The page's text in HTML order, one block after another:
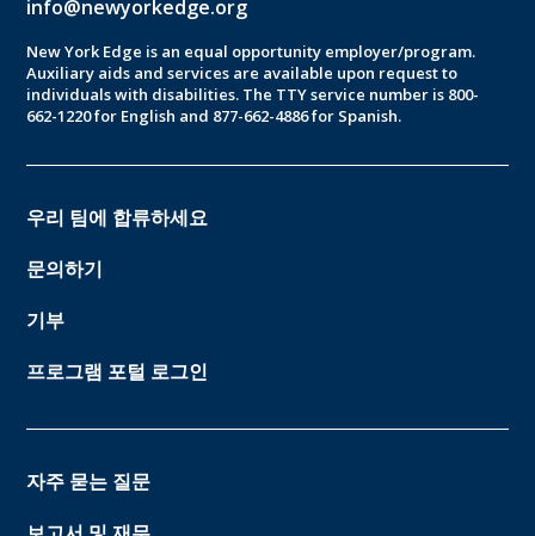
info@newyorkedge.org
New York Edge is an equal opportunity employer/program.
Auxiliary aids and services are available upon request to
individuals with disabilities. The TTY service number is 800-
662-1220 for English and 877-662-4886 for Spanish.
우리 팀에 합류하세요
문의하기
기부
프로그램 포털 로그인
자주 묻는 질문